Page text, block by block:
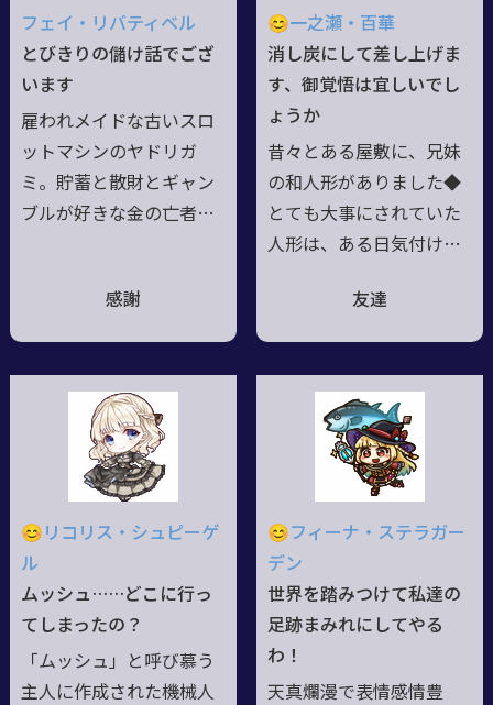
行の為にと山奥の隠れ里
を飛び出し、魑魅魍魎討
伐の猟兵として数多の世
諸国を漫遊して美味しい
ものを満喫したいだけ。
が多々。 ボキャブラリ
ーは貧困だが、予知の内
容は正確に伝えようと四
苦八苦している。
フェイ・リバティベル
とびきりの儲け話でござ
います
雇われメイドな古いスロ
ットマシンのヤドリガ
ミ。貯蓄と散財とギャン
ブルが好きな金の亡者
徴。メイドを雇うような
相手は大抵の場合金持ち
という理由で仕事をして
おり、基本的に忠誠心は
殆どないため報酬額次第
で容易く主を乗り換え
る。グリモア猟兵として
は金絡みのダーティな仕
事が専門。溜め込んだ財
産を派手に消費する戦闘
ん殴れ！
感謝
😊一之瀬・百華
消し炭にして差し上げま
す、御覚悟は宜しいでし
ょうか
昔々とある屋敷に、兄妹
の和人形がありました◆
とても大事にされていた
人形は、ある日気付けば
ました◆しかし、目醒め
たのは兄のみ……妹は目
時、兄妹が住まう屋敷が
強大な敵に襲撃され、兄
は猟兵として必死に戦い
ましたが……力及ばず、
本体を破壊されてしまい
ます◆その最中、悲哀の
慟哭と共に妹は目醒めま
した――あらゆる全ての【表
情】と引き換えに◆サブ
友達
😊リコリス・シュピーゲ
ル
ムッシュ……どこに行っ
てしまったの？
「ムッシュ」と呼び慕う
主人に作成された機械人
😊フィーナ・ステラガー
デン
世界を踏みつけて私達の
足跡まみれにしてやる
わ！
天真爛漫で表情感情豊